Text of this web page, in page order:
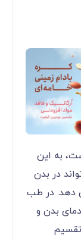
به این
در بدن
دهد. در طب
بدن و
تقسیم